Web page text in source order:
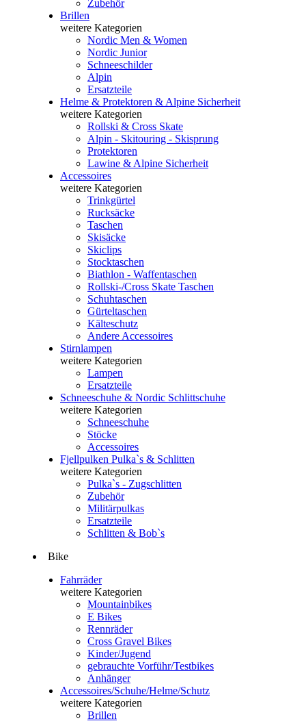
Zubehör
Brillen
weitere Kategorien
Nordic Men & Women
Nordic Junior
Schneeschilder
Alpin
Ersatzteile
Helme & Protektoren & Alpine Sicherheit
weitere Kategorien
Rollski & Cross Skate
Alpin - Skitouring - Skisprung
Protektoren
Lawine & Alpine Sicherheit
Accessoires
weitere Kategorien
Trinkgürtel
Rucksäcke
Taschen
Skisäcke
Skiclips
Stocktaschen
Biathlon - Waffentaschen
Rollski-/Cross Skate Taschen
Schuhtaschen
Gürteltaschen
Kälteschutz
Andere Accessoires
Stirnlampen
weitere Kategorien
Lampen
Ersatzteile
Schneeschuhe & Nordic Schlittschuhe
weitere Kategorien
Schneeschuhe
Stöcke
Accessoires
Fjellpulken Pulka`s & Schlitten
weitere Kategorien
Pulka`s - Zugschlitten
Zubehör
Militärpulkas
Ersatzteile
Schlitten & Bob`s
Bike
Fahrräder
weitere Kategorien
Mountainbikes
E Bikes
Rennräder
Cross Gravel Bikes
Kinder/Jugend
gebrauchte Vorführ/Testbikes
Anhänger
Accessoires/Schuhe/Helme/Schutz
weitere Kategorien
Brillen